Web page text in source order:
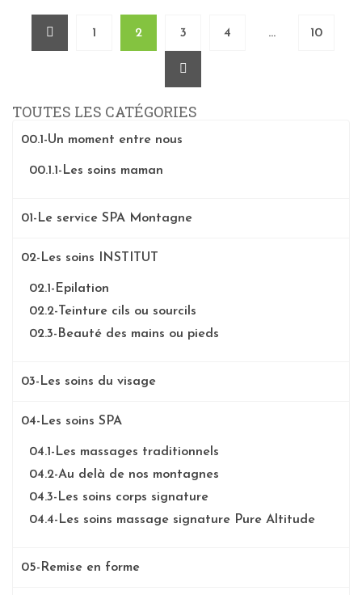
1 2 3 4 … 10
TOUTES LES CATÉGORIES
00.1-Un moment entre nous
00.1.1-Les soins maman
01-Le service SPA Montagne
02-Les soins INSTITUT
02.1-Epilation
02.2-Teinture cils ou sourcils
02.3-Beauté des mains ou pieds
03-Les soins du visage
04-Les soins SPA
04.1-Les massages traditionnels
04.2-Au delà de nos montagnes
04.3-Les soins corps signature
04.4-Les soins massage signature Pure Altitude
05-Remise en forme